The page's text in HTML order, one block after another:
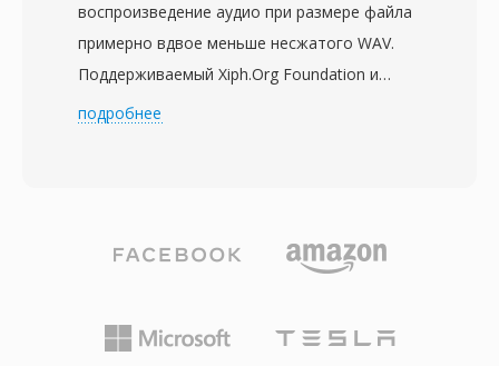
видео- и аудиопотоки подготавливаются и
кодируются раздельно, а затем
объединяются в финальный контейнерный
формат. Потоки M2V поддерживают
битрейтами от 2 до 15 Мбит/с для
бытового контента и до 80 Мбит/с в
Использование как внутрикадровых, так и
воспроизведение аудио при размере файла
примерно вдвое меньше несжатого WAV.
Поддерживаемый Xiph.Org Foundation и
выпущенный в 2001 году, он быстро стал
затем кодирует остаток через разбиение
распределение ошибок предсказания для
мощного сжатия без отбрасывания данных.
подробнее